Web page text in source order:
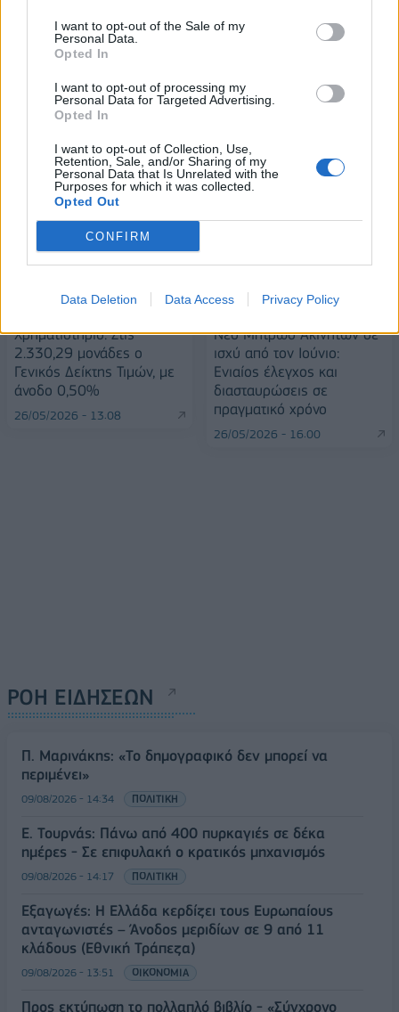
I want to opt-out of the Sale of my
Personal Data.
Opted In
I want to opt-out of processing my
Personal Data for Targeted Advertising.
Opted In
I want to opt-out of Collection, Use,
Retention, Sale, and/or Sharing of my
Personal Data that Is Unrelated with the
Purposes for which it was collected.
Opted Out
CONFIRM
Data Deletion Data Access Privacy Policy
Alpha Bank: Για πρώτη φορά το Αρχαίο Θέατρο Επιδαύρου άνοιξε τις
πύλες του σε όλους
ΠΕΡΙΣΣΌΤΕΡΑ ΣΕ ΑΥΤΉ ΤΗΝ ΚΑΤΗΓΟΡΊΑ
Χρηματιστήριο: Στις
2.330,29 μονάδες ο
Γενικός Δείκτης Τιμών, με
άνοδο 0,50%
26/05/2026 - 13:08
Νέο Μητρώο Ακινήτων σε
ισχύ από τον Ιούνιο:
Ενιαίος έλεγχος και
διασταυρώσεις σε
πραγματικό χρόνο
26/05/2026 - 16:00
ΡΟΗ ΕΙΔΗΣΕΩΝ
Π. Μαρινάκης: «Το δημογραφικό δεν μπορεί να
περιμένει»
09/08/2026 - 14:34 ΠΟΛΙΤΙΚΗ
Ε. Τουρνάς: Πάνω από 400 πυρκαγιές σε δέκα
ημέρες - Σε επιφυλακή ο κρατικός μηχανισμός
09/08/2026 - 14:17 ΠΟΛΙΤΙΚΗ
Εξαγωγές: Η Ελλάδα κερδίζει τους Ευρωπαίους
ανταγωνιστές – Άνοδος μεριδίων σε 9 από 11
κλάδους (Εθνική Τράπεζα)
09/08/2026 - 13:51 ΟΙΚΟΝΟΜΙΑ
Προς εκτύπωση το πολλαπλό βιβλίο - «Σύγχρονο